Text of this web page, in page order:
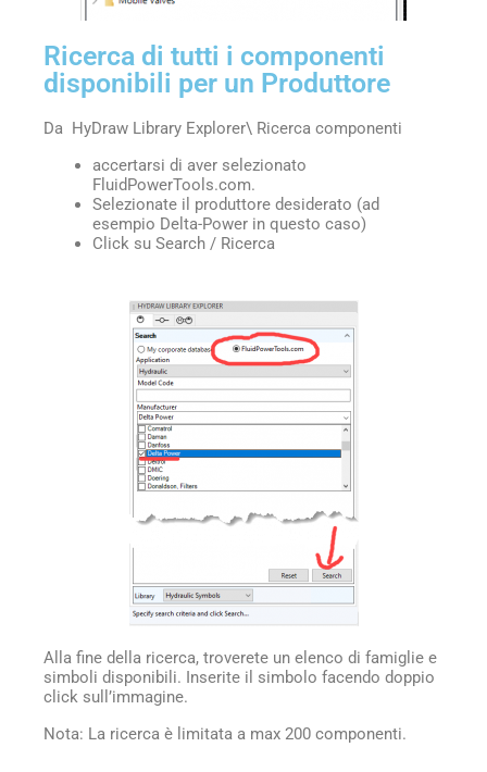
Ricerca di tutti i componenti
disponibili per un Produttore
Da HyDraw Library Explorer\ Ricerca componenti
accertarsi di aver selezionato
FluidPowerTools.com.
Selezionate il produttore desiderato (ad
esempio Delta-Power in questo caso)
Click su Search / Ricerca
Alla fine della ricerca, troverete un elenco di famiglie e
simboli disponibili. Inserite il simbolo facendo doppio
click sull’immagine.
Nota: La ricerca è limitata a max 200 componenti.